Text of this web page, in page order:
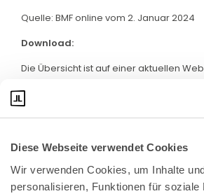
Diese Webseite verwendet Cookies
Wir verwenden Cookies, um Inhalte
personalisieren, Funktionen für soziale
Quelle: BMF online vom 2. Januar 2024
Download:
Die Übersicht ist auf einer aktuellen